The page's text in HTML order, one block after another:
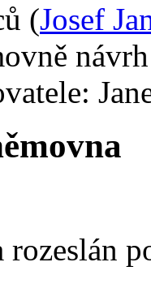
(Josef
rozeslán